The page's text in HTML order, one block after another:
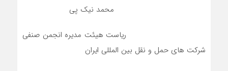
محمد نیک پی
ریاست هیئت مدیره انجمن صنفی
شرکت های حمل و نقل بین المللی ایران